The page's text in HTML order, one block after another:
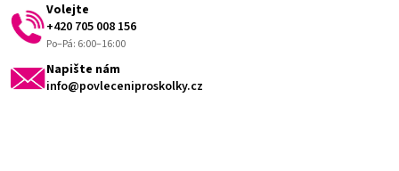
Volejte
+420 705 008 156
Po–Pá: 6:00–16:00
Napište nám
info@povleceniproskolky.cz